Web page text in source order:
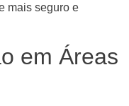
mais seguro e
em Áreas